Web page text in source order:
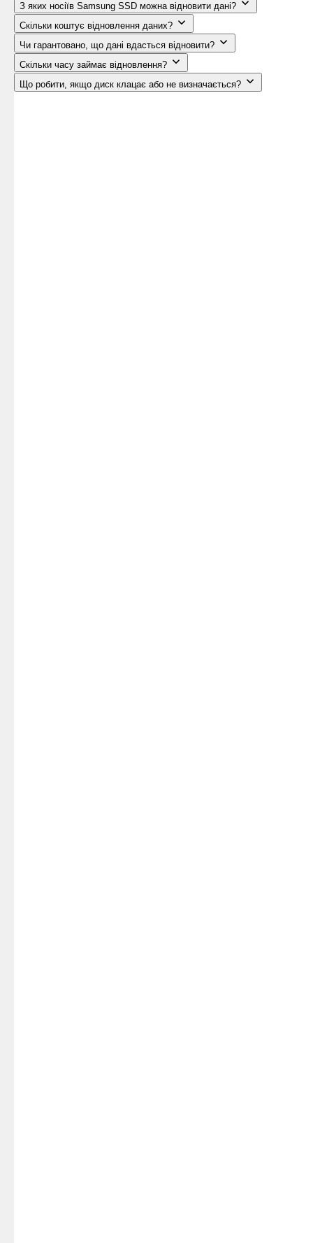
З яких носіїв Samsung SSD можна відновити дані?
Скільки коштує відновлення даних?
Чи гарантовано, що дані вдасться відновити?
Скільки часу займає відновлення?
Що робити, якщо диск клацає або не визначається?